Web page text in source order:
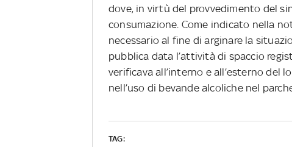
dove, in virtù del provvedimento del
consumazione. Come indicato nella
necessario al fine di arginare la
pubblica data l’attività di spaccio
verificava all’interno e all’esterno del
nell’uso di bevande alcoliche nel
TAG: